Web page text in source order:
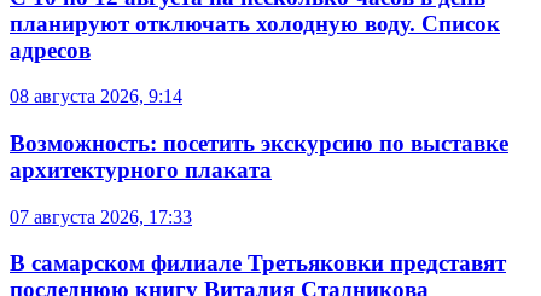
планируют отключать холодную воду. Список
адресов
08 августа 2026, 9:14
Возможность: посетить экскурсию по выставке
архитектурного плаката
07 августа 2026, 17:33
В самарском филиале Третьяковки представят
последнюю книгу Виталия Стадникова